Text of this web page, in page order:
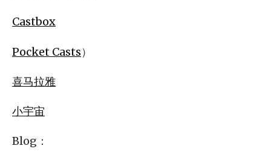
Castbox
Pocket Casts）
喜马拉雅
小宇宙
Blog：